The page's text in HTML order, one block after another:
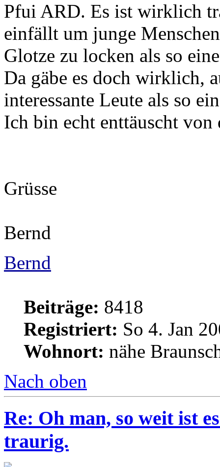
Pfui ARD. Es ist wirklich
einfällt um junge
Glotze zu locken als so
Da gäbe es doch wirklich,
interessante Leute als so
Ich bin echt enttäuscht von
Grüsse
Bernd
Bernd
Beiträge: 8418
Registriert: So 4. Jan
Wohnort: nähe
Nach oben
Re: Oh man, so weit ist
traurig.